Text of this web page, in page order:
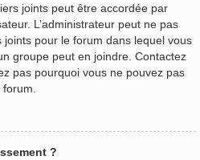
joints peut être accordée par
L’administrateur peut ne pas
joints pour le forum dans lequel vous
groupe peut en joindre. Contactez
pas pourquoi vous ne pouvez pas
?